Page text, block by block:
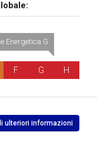
F
Energetica G
G H
ulteriori informazioni